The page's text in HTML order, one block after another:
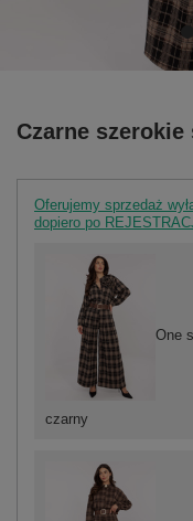
Czarne
Oferujemy sprzedaż
dopiero po
czarny
One